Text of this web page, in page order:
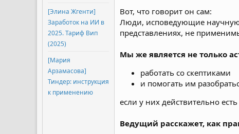
[Элина Жгенти]
Заработок на ИИ в
2025. Тариф Вип
(2025)
[Мария
Арзамасова]
Тиндер: инструкция
к применению
Вот, что говорит он сам:
Люди, исповедующие научную
представлениях, не
Мы же является не только
работать со скептиками
и помогать им
если у них действительно
Ведущий расскажет, как